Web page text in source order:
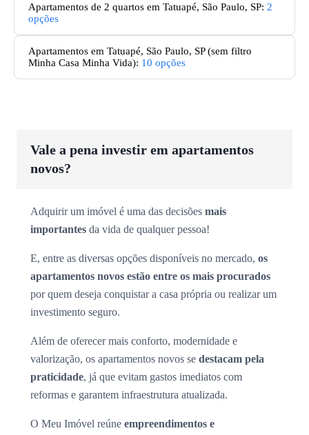
Apartamentos de 2 quartos em Tatuapé, São Paulo, SP: 2
opções
Apartamentos em Tatuapé, São Paulo, SP(sem filtro
Minha Casa Minha Vida): 10 opções
Vale a pena investir em apartamentos
novos?
Adquirir um imóvel é uma das decisões mais
importantes da vida de qualquer pessoa!
E, entre as diversas opções disponíveis no mercado, os
apartamentos novos estão entre os mais procurados
por quem deseja conquistar a casa própria ou realizar um
investimento seguro.
Além de oferecer mais conforto, modernidade e
valorização, os apartamentos novos se destacam pela
praticidade, já que evitam gastos imediatos com
reformas e garantem infraestrutura atualizada.
O Meu Imóvel reúne empreendimentos e